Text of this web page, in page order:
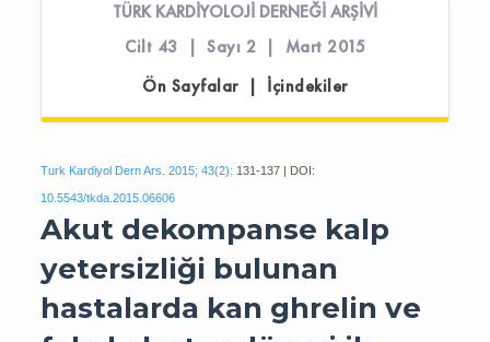
TÜRK KARDİYOLOJİ DERNEĞİ ARŞİVİ
Cilt 43 | Sayı 2 | Mart 2015
Ön Sayfalar | İçindekiler
Turk Kardiyol Dern Ars. 2015; 43(2): 131-137 | DOI:
10.5543/tkda.2015.06606
Akut dekompanse kalp
yetersizliği bulunan
hastalarda kan ghrelin ve